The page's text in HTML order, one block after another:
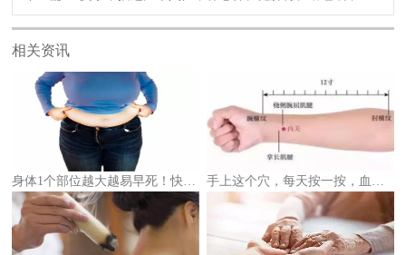
相关资讯
身体1个部位越大越易早死！快量一量你超标了没！ 手上这个穴，每天按一按，血管通畅心情好、气色好！